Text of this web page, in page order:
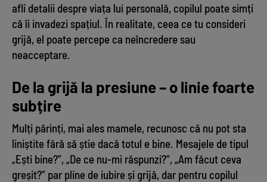
afli detalii despre viața lui personală, copilul poate simți
că îi invadezi spațiul. În realitate, ceea ce tu consideri
grijă, el poate percepe ca neîncredere sau
neacceptare.
De la grijă la presiune – o linie foarte
subțire
Mulți părinți, mai ales mamele, recunosc că nu pot sta
liniștite fără să știe dacă totul e bine. Mesajele de tipul
„Ești bine?”, „De ce nu-mi răspunzi?”, „Am făcut ceva
greșit?” par pline de iubire și grijă, dar pentru copilul